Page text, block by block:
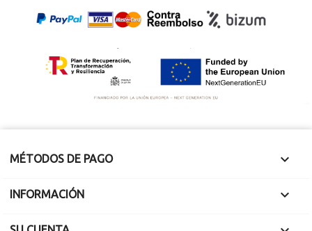
MÉTODOS DE PAGO 
INFORMACIÓN 